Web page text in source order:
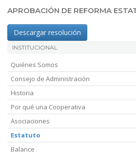
APROBACIÓN DE REFORMA
Descargar resolución
INSTITUCIONAL
Quiénes Somos
Consejo de Administración
Historia
Por qué una Cooperativa
Asociaciones
Estatuto
Balance